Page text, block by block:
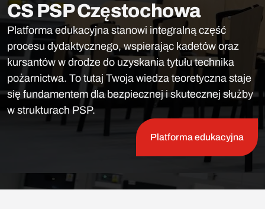
CS PSP Częstochowa
Platforma edukacyjna stanowi integralną część
procesu dydaktycznego, wspierając kadetów oraz
kursantów w drodze do uzyskania tytułu technika
pożarnictwa. To tutaj Twoja wiedza teoretyczna staje
się fundamentem dla bezpiecznej i skutecznej służby
w strukturach PSP.
Platforma edukacyjna